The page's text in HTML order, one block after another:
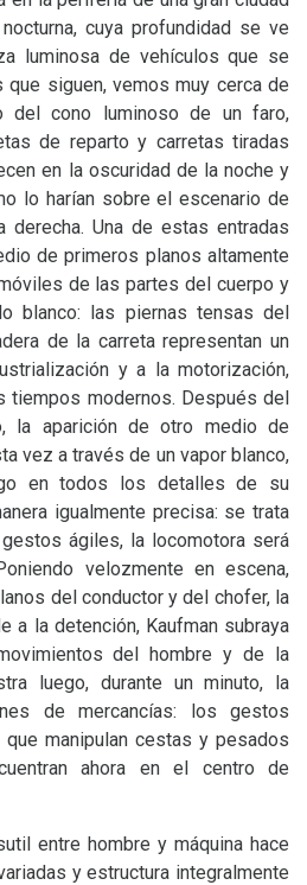
cuya profundidad se ve
luminosa de vehículos que se
que siguen, vemos muy cerca de
del cono luminoso de un faro,
de reparto y carretas tiradas
en la oscuridad de la noche y
lo harían sobre el escenario de
derecha. Una de estas entradas
de primeros planos altamente
de las partes del cuerpo y
blanco: las piernas tensas del
de la carreta representan un
y a la motorización,
tiempos modernos. Después del
la aparición de otro medio de
vez a través de un vapor blanco,
en todos los detalles de su
igualmente precisa: se trata
ágiles, la locomotora será
velozmente en escena,
del conductor y del chofer, la
a la detención, Kaufman subraya
del hombre y de la
luego, durante un minuto, la
de mercancías: los gestos
manipulan cestas y pesados
ahora en el centro de
entre hombre y máquina hace
y estructura integralmente